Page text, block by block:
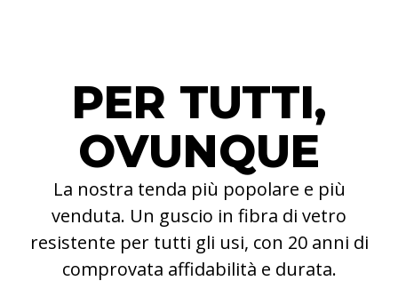
PER TUTTI,
OVUNQUE
La nostra tenda più popolare e più
venduta. Un guscio in fibra di vetro
resistente per tutti gli usi, con 20 anni di
comprovata affidabilità e durata.